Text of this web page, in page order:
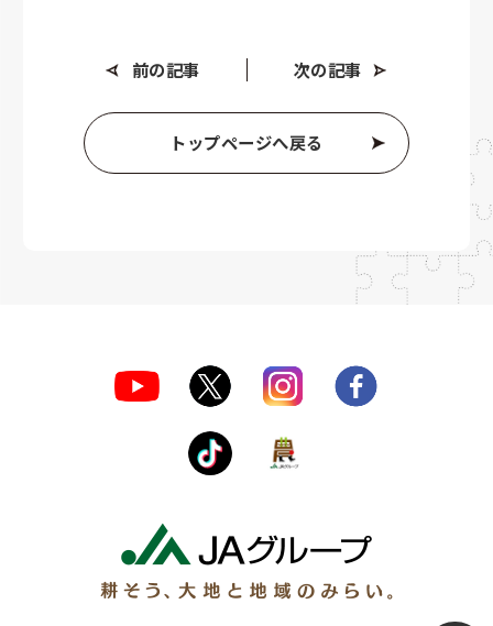
前の記事 次の記事
トップページへ戻る